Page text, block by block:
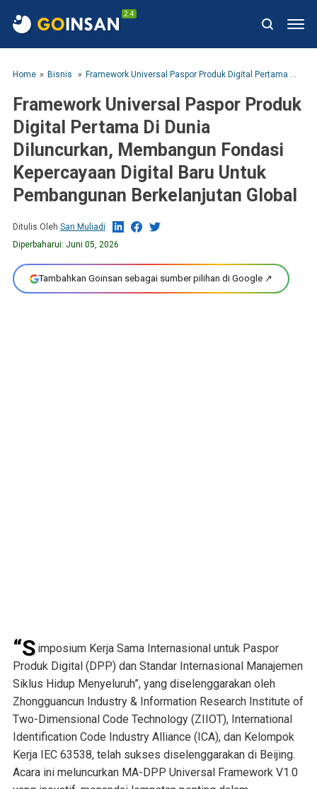
2.4
Home Bisnis Framework Universal Paspor Produk Digital Pertama Di Dunia Diluncurkan, Membangun Fondasi Kepercayaan Digital Baru Untuk Pembangunan Berkelanjutan Global
Framework Universal Paspor Produk
Digital Pertama Di Dunia
Diluncurkan, Membangun Fondasi
Kepercayaan Digital Baru Untuk
Pembangunan Berkelanjutan Global
Ditulis Oleh San Muliadi
Diperbaharui: Juni 05, 2026
Tambahkan Goinsan sebagai sumber pilihan di Google ↗
“S imposium Kerja Sama Internasional untuk Paspor
Produk Digital (DPP) dan Standar Internasional Manajemen
Siklus Hidup Menyeluruh”, yang diselenggarakan oleh
Zhongguancun Industry & Information Research Institute of
Two-Dimensional Code Technology (ZIIOT), International
Identification Code Industry Alliance (ICA), dan Kelompok
Kerja IEC 63538, telah sukses diselenggarakan di Beijing.
Acara ini meluncurkan MA-DPP Universal Framework V1.0